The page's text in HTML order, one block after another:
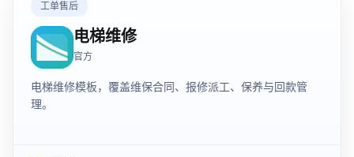
工单售后
电梯维修
官方
电梯维修模板，覆盖维保合同、报修派工、保养与回款管
理。